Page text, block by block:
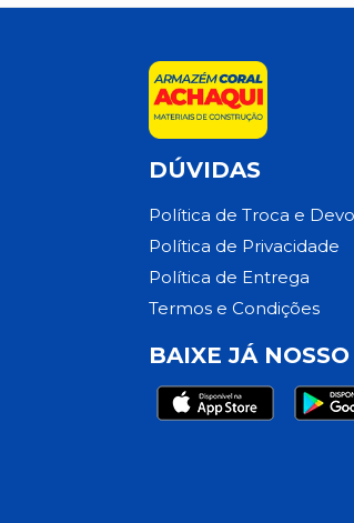
DÚVIDAS
Política de Troca e
Política de Privacidade
Política de Entrega
Termos e Condições
BAIXE JÁ